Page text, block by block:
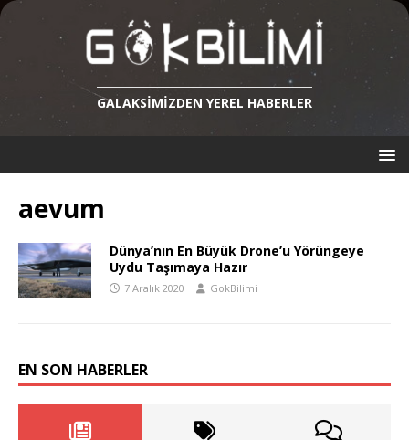
GALAKSIMIZDEN YEREL HABERLER
aevum
Dünya’nın En Büyük Drone’u Yörüngeye
Uydu Taşımaya Hazır
7 Aralık 2020 GokBilimi
EN SON HABERLER